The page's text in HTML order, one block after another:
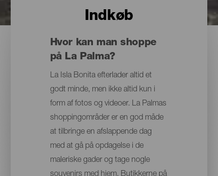
Indkøb
Hvor kan man shoppe
på La Palma?
La Isla Bonita efterlader altid et
godt minde, men ikke altid kun i
form af fotos og videoer. La Palmas
shoppingområder er en god måde
at tilbringe en afslappende dag
med at gå på opdagelse i de
maleriske gader og tage nogle
souvenirs med hjem. Butikkerne på